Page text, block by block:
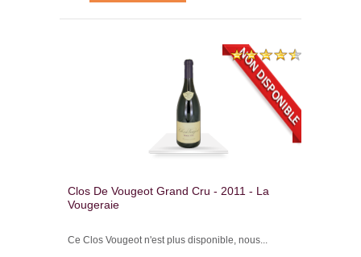
Clos De Vougeot Grand Cru - 2011 - La
Vougeraie
Ce Clos Vougeot n'est plus disponible, nous...